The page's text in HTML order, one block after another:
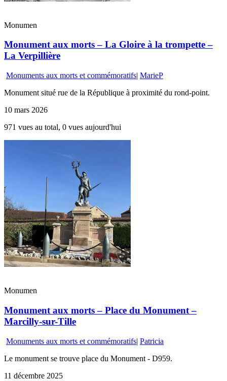
Monumen
Monument aux morts – La Gloire à la trompette –
La Verpillière
Monuments aux morts et commémoratifs| MarieP
Monument situé rue de la République à proximité du rond-point.
10 mars 2026
971 vues au total, 0 vues aujourd'hui
Monumen
Monument aux morts – Place du Monument –
Marcilly-sur-Tille
Monuments aux morts et commémoratifs| Patricia
Le monument se trouve place du Monument - D959.
11 décembre 2025